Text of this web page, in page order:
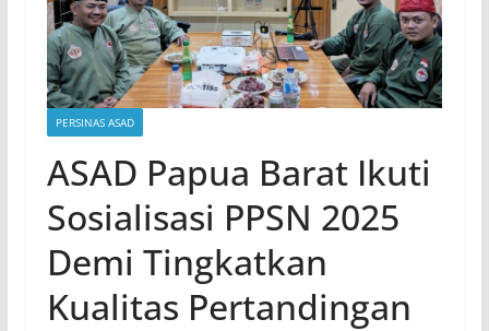
PERSINAS ASAD
ASAD Papua Barat Ikuti
Sosialisasi PPSN 2025
Demi Tingkatkan
Kualitas Pertandingan